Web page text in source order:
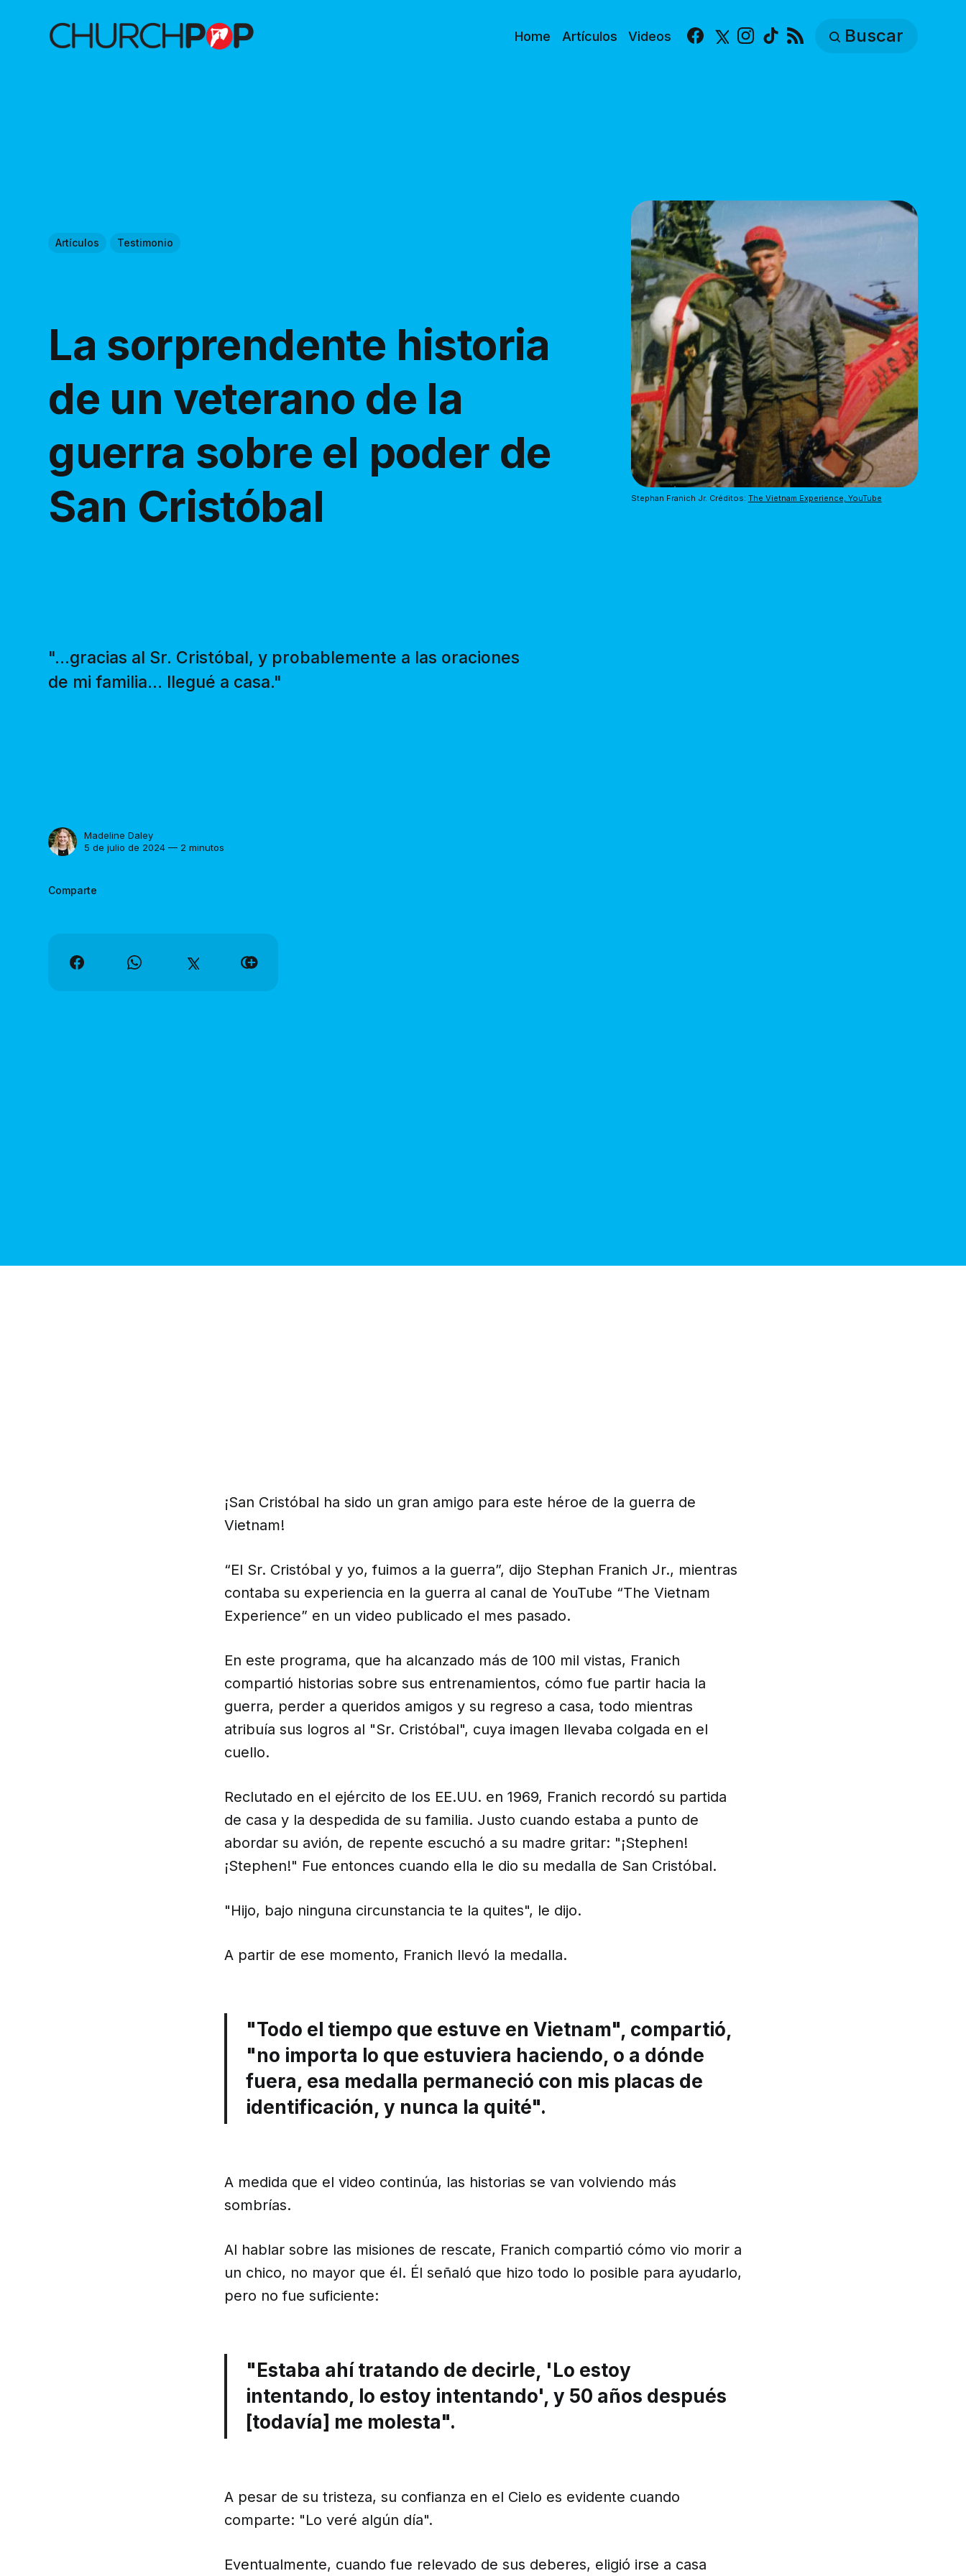
Home Artículos Videos Facebook
X Instagram
TikTok Buscar
Artículos Testimonio
La sorprendente historia
de un veterano de la
guerra sobre el poder de
San Cristóbal
"...gracias al Sr. Cristóbal, y probablemente a las oraciones
de mi familia... llegué a casa."
Madeline Daley
5 de julio de 2024 — 2 minutos
Comparte
Stephan Franich Jr. Créditos: The Vietnam Experience, YouTube
¡San Cristóbal ha sido un gran amigo para este héroe de la guerra de
Vietnam!
“El Sr. Cristóbal y yo, fuimos a la guerra”, dijo Stephan Franich Jr., mientras
contaba su experiencia en la guerra al canal de YouTube “The Vietnam
Experience” en un video publicado el mes pasado.
En este programa, que ha alcanzado más de 100 mil vistas, Franich
compartió historias sobre sus entrenamientos, cómo fue partir hacia la
guerra, perder a queridos amigos y su regreso a casa, todo mientras
atribuía sus logros al "Sr. Cristóbal", cuya imagen llevaba colgada en el
cuello.
Reclutado en el ejército de los EE.UU. en 1969, Franich recordó su partida
de casa y la despedida de su familia. Justo cuando estaba a punto de
abordar su avión, de repente escuchó a su madre gritar: "¡Stephen!
¡Stephen!" Fue entonces cuando ella le dio su medalla de San Cristóbal.
"Hijo, bajo ninguna circunstancia te la quites", le dijo.
A partir de ese momento, Franich llevó la medalla.
"Todo el tiempo que estuve en Vietnam", compartió,
"no importa lo que estuviera haciendo, o a dónde
fuera, esa medalla permaneció con mis placas de
identificación, y nunca la quité".
A medida que el video continúa, las historias se van volviendo más
sombrías.
Al hablar sobre las misiones de rescate, Franich compartió cómo vio morir a
un chico, no mayor que él. Él señaló que hizo todo lo posible para ayudarlo,
pero no fue suficiente:
"Estaba ahí tratando de decirle, 'Lo estoy
intentando, lo estoy intentando', y 50 años después
[todavía] me molesta".
A pesar de su tristeza, su confianza en el Cielo es evidente cuando
comparte: "Lo veré algún día".
Eventualmente, cuando fue relevado de sus deberes, eligió irse a casa